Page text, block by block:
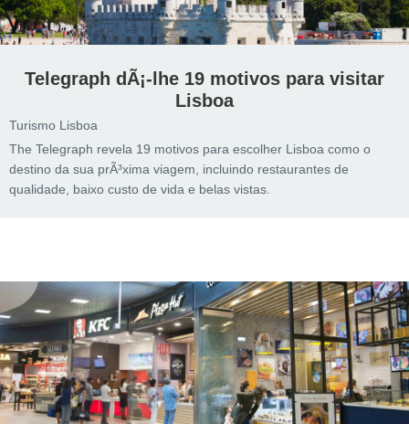
Telegraph dÃ¡-lhe 19 motivos para visitar
Lisboa
Turismo Lisboa
The Telegraph revela 19 motivos para escolher Lisboa como o
destino da sua prÃ³xima viagem, incluindo restaurantes de
qualidade, baixo custo de vida e belas vistas.